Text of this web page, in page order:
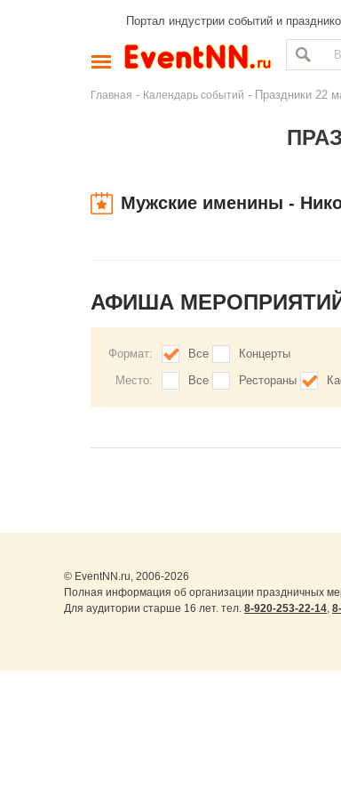
Портал индустрии событий и
Главная - Календарь событий - Праздники 22
Мужские именины -
АФИША
Формат: Все
Концерты
Место:
Все Рестораны
© EventNN.ru, 2006-2026
Полная информация об организации праздничных
Для аудитории старше 16 лет. тел. 8-920-253-22-14,